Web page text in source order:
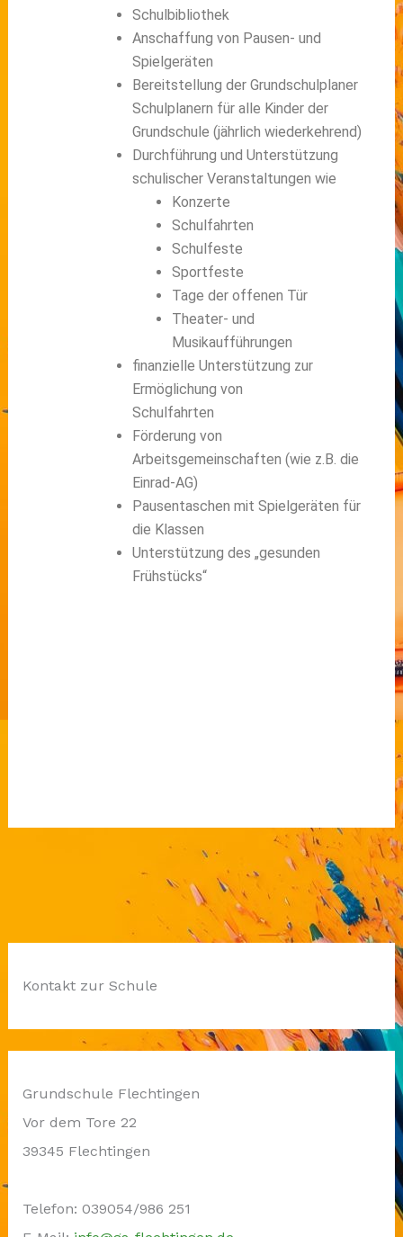
Schulbibliothek
Anschaffung von Pausen- und
Spielgeräten
Bereitstellung der Grundschulplaner
Schulplanern für alle Kinder der
Grundschule (jährlich wiederkehrend)
Durchführung und Unterstützung
schulischer Veranstaltungen wie
Konzerte
Schulfahrten
Schulfeste
Sportfeste
Tage der offenen Tür
Theater- und
Musikaufführungen
finanzielle Unterstützung zur
Ermöglichung von
Schulfahrten
Förderung von
Arbeitsgemeinschaften (wie z.B. die
Einrad-AG)
Pausentaschen mit Spielgeräten für
die Klassen
Unterstützung des „gesunden
Frühstücks“
Kontakt zur Schule
Grundschule Flechtingen
Vor dem Tore 22
39345 Flechtingen
Telefon: 039054/986 251